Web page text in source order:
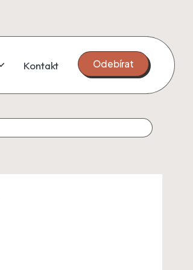
Kontakt Odebírat